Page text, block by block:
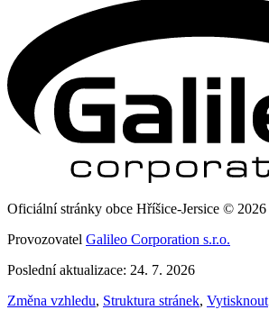
Oficiální stránky obce Hříšice-Jersice © 2026
Provozovatel Galileo Corporation s.r.o.
Poslední aktualizace: 24. 7. 2026
Změna vzhledu, Struktura stránek, Vytisknout